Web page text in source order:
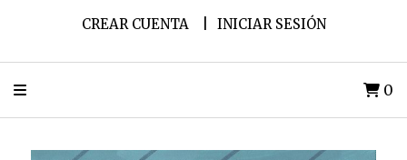
CREAR CUENTA INICIAR SESIÓN
0